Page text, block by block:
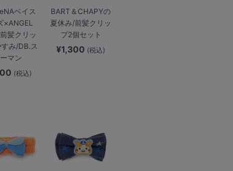
ベイス
×ANGEL
髪クリッ
み/DB.ス
マン
(税込)
BART＆CHAPYの
夏休み/前髪クリッ
プ2個セット
¥1,300 (税込)